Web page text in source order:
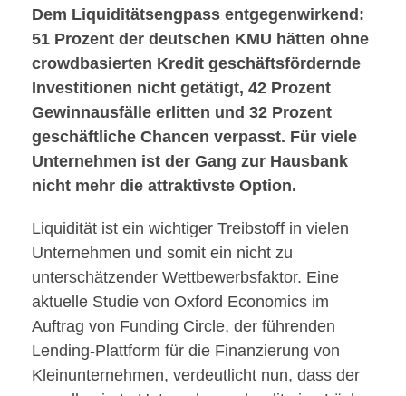
Dem Liquiditätsengpass entgegenwirkend:
51 Prozent der deutschen KMU hätten ohne
crowdbasierten Kredit geschäftsfördernde
Investitionen nicht getätigt, 42 Prozent
Gewinnausfälle erlitten und 32 Prozent
geschäftliche Chancen verpasst. Für viele
Unternehmen ist der Gang zur Hausbank
nicht mehr die attraktivste Option.
Liquidität ist ein wichtiger Treibstoff in vielen
Unternehmen und somit ein nicht zu
unterschätzender Wettbewerbsfaktor. Eine
aktuelle Studie von Oxford Economics im
Auftrag von Funding Circle, der führenden
Lending-Plattform für die Finanzierung von
Kleinunternehmen, verdeutlicht nun, dass der